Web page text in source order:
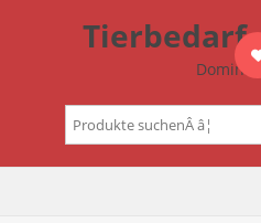
Tierbedarf
Dominik
Suchen
nach: